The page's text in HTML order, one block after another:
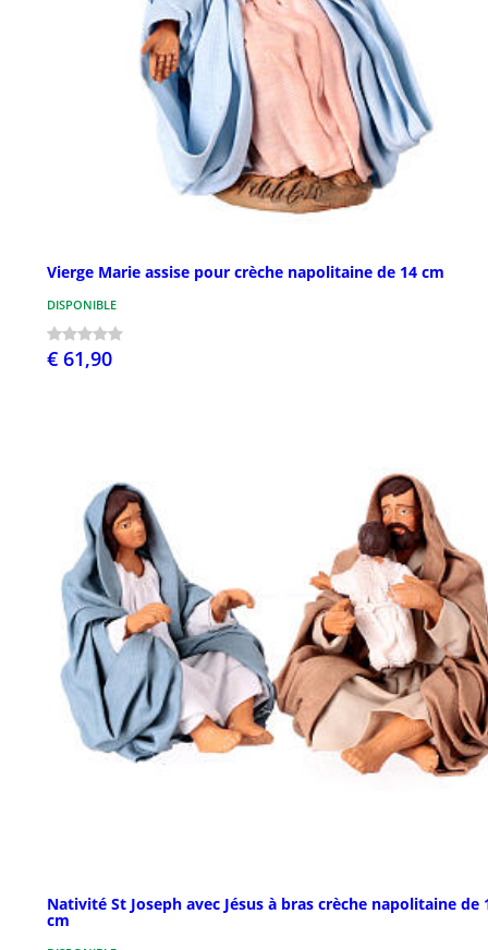
Vierge Marie assise pour crèche napolitaine de 14 cm
DISPONIBLE
€ 61,90
Nativité St Joseph avec Jésus à bras crèche napolitaine de
cm